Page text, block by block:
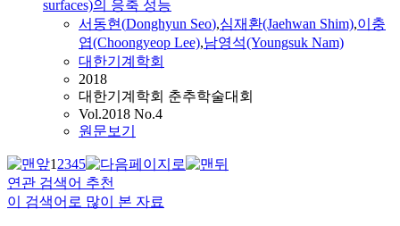
surfaces)의 응축 성능
서동현(Donghyun Seo),심재환(Jaehwan Shim),이충
엽(Choongyeop Lee),남영석(Youngsuk Nam)
대한기계학회
2018
대한기계학회 춘추학술대회
Vol.2018 No.4
원문보기
12345
연관 검색어 추천
이 검색어로 많이 본 자료